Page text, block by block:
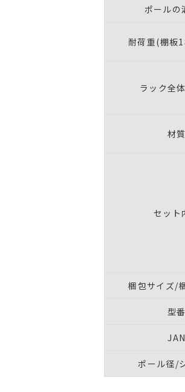
ポールの
耐荷重(棚板
ラック全
材質
セット
梱包サイズ/
型番
JAN
ポール径/